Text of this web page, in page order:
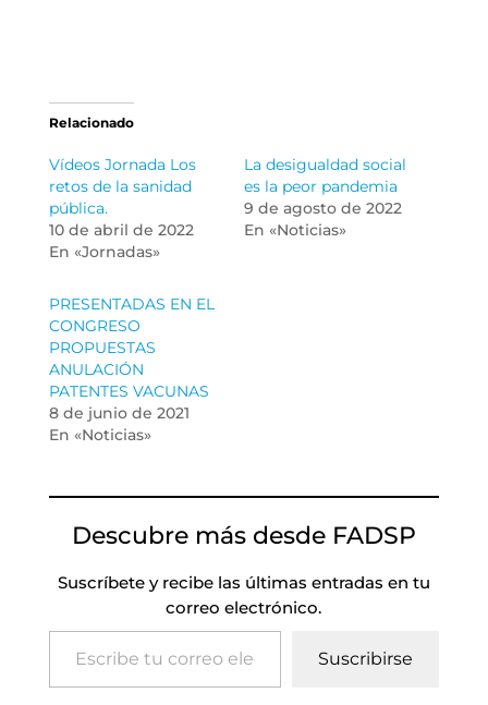
Relacionado
Vídeos Jornada Los
retos de la sanidad
pública.
10 de abril de 2022
En «Jornadas»
La desigualdad social
es la peor pandemia
9 de agosto de 2022
En «Noticias»
PRESENTADAS EN EL
CONGRESO
PROPUESTAS
ANULACIÓN
PATENTES VACUNAS
8 de junio de 2021
En «Noticias»
Descubre más desde FADSP
Suscríbete y recibe las últimas entradas en tu
correo electrónico.
Escribe tu correo electrónico…
Suscribirse